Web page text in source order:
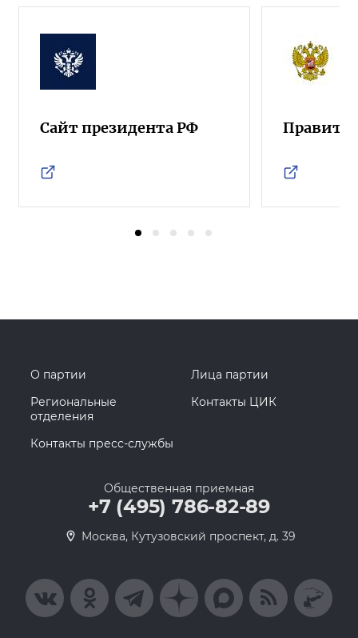
Сайт президента РФ
О партии
Лица партии
Региональные
отделения
Контакты ЦИК
Контакты пресс-службы
Общественная приемная
+7 (495) 786-82-89
Москва, Кутузовский проспект, д. 39